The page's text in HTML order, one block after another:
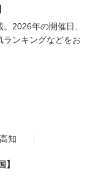
2026年の開催日、
ランキングなどをお
高知
】